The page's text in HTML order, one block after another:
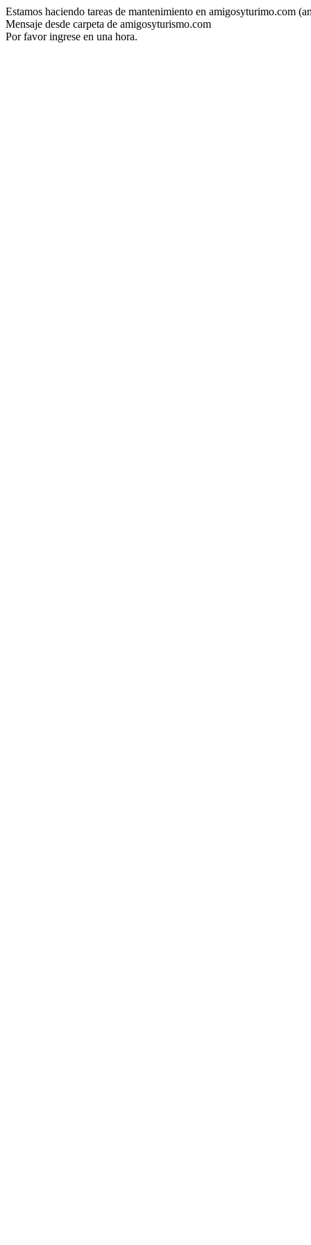
Estamos haciendo tareas de mantenimiento en amigosyturimo.com
Mensaje desde carpeta de amigosyturismo.com
Por favor ingrese en una hora.